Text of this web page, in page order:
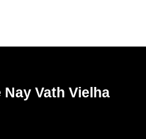
Vath Vielha